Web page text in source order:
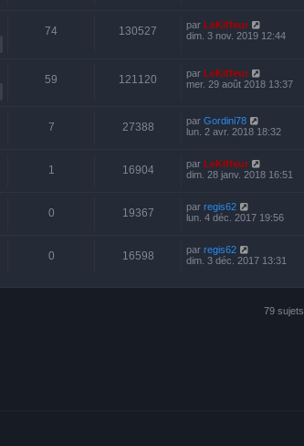
74 130527 par LeKiffeur
dim. 3 nov. 2019 12:44
59 121120 par LeKiffeur
mer. 29 août 2018 13:37
7 27388 par Gordini78
lun. 2 avr. 2018 18:32
1 16904 par LeKiffeur
dim. 28 janv. 2018 16:51
0 19367 par regis62
lun. 4 déc. 2017 19:56
0 16598 par regis62
dim. 3 déc. 2017 13:31
79 sujets